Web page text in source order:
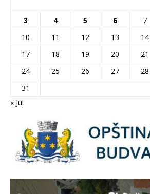
3
4 5 6 7
10
11 12 13 14
17
18 19 20 21
24
25 26 27 28
31
« Jul